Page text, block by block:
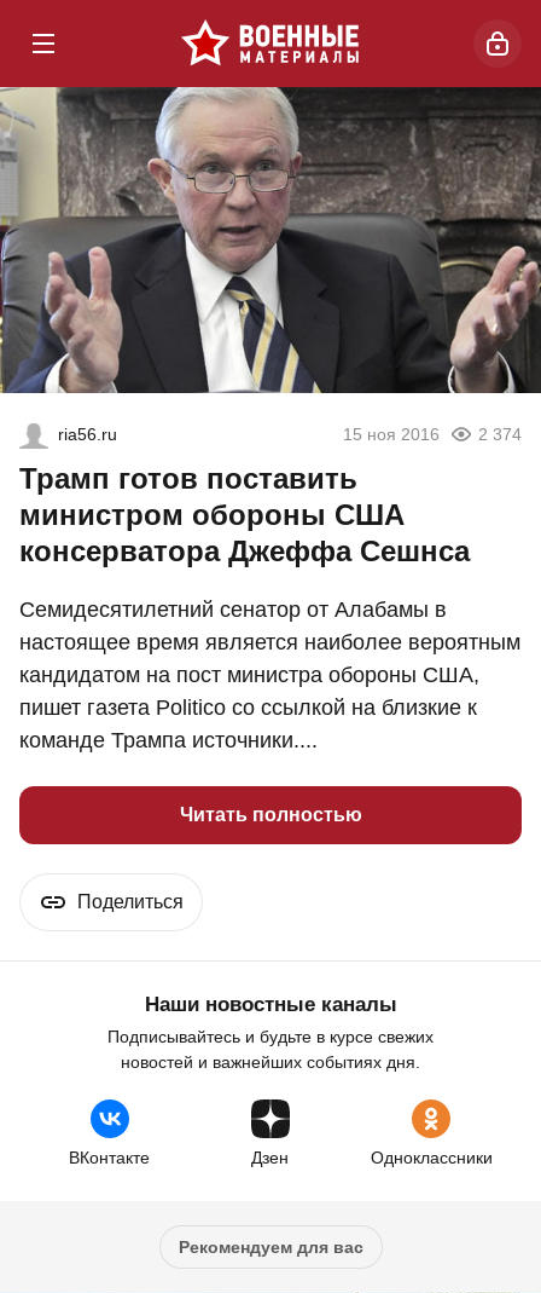
ria56.ru 15 ноя 2016 2 374
Трамп готов поставить
министром обороны США
консерватора Джеффа Сешнса
Семидесятилетний сенатор от Алабамы в
настоящее время является наиболее вероятным
кандидатом на пост министра обороны США,
пишет газета Politico со ссылкой на близкие к
команде Трампа источники....
Читать полностью
Поделиться
Наши новостные каналы
Подписывайтесь и будьте в курсе свежих
новостей и важнейших событиях дня.
ВКонтакте Дзен Одноклассники
Рекомендуем для вас